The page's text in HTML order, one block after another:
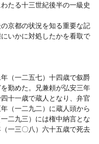
たる十三世紀後半の一級史
京都の状況を知る重要な記
いかに対処したかを看取で
（一二五七）十四歳で叙爵
勤めた。兄兼頼が弘安三年
十一歳で蔵人となり、弁官
（一二九二）に蔵人頭から
二九三）には権中納言とな
一三〇八）六十五歳で死去